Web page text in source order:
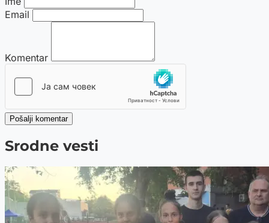
Email
Komentar
Pošalji komentar
Srodne vesti